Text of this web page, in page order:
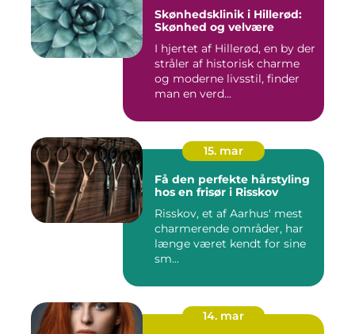
Skønhedsklinik i Hillerød:
Skønhed og velvære
I hjertet af Hillerød, en by der
stråler af historisk charme
og moderne livsstil, finder
man en verd...
15. mar
Få den perfekte hårstyling
hos en frisør i Risskov
Risskov, et af Aarhus' mest
charmerende områder, har
længe været kendt for sine
sm...
14. mar